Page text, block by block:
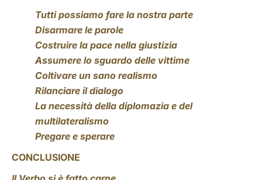
Tutti possiamo fare la nostra parte
Disarmare le parole
Costruire la pace nella giustizia
Assumere lo sguardo delle vittime
Coltivare un sano realismo
Rilanciare il dialogo
La necessità della diplomazia e del
multilateralismo
Pregare e sperare
CONCLUSIONE